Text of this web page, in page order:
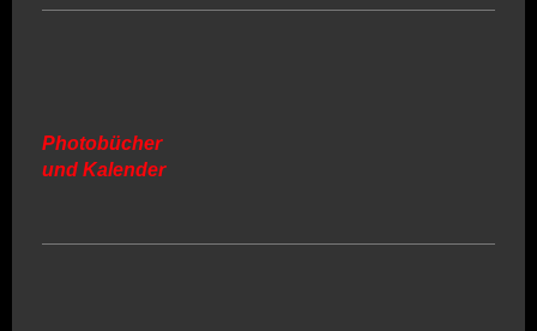
Photobücher
und Kalender